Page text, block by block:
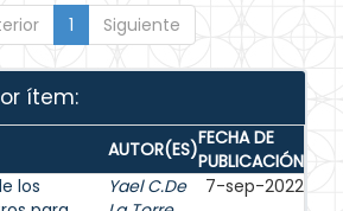
1 Siguiente
ítem:
AUTOR(ES)FECHA DE
PUBLICACIÓN
los
Yael C.De
7-sep-2022